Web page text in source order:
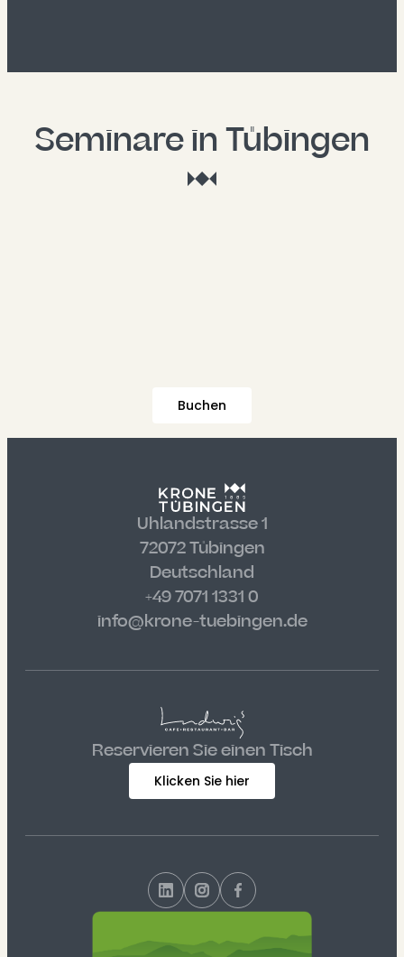
Seminare in Tübingen
Buchen
Uhlandstrasse 1
72072 Tübingen
Deutschland
+49 7071 1331 0
info@krone-tuebingen.de
Reservieren Sie einen Tisch
Klicken Sie hier